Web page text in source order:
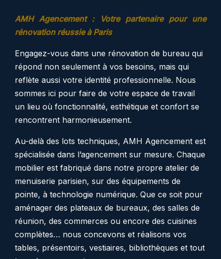
AMH Agencement : Votre partenaire pour une
rénovation réussie à Paris
Engagez-vous dans une rénovation de bureau qui
répond non seulement à vos besoins, mais qui
reflète aussi votre identité professionnelle. Nous
sommes ici pour faire de votre espace de travail
un lieu où fonctionnalité, esthétique et confort se
rencontrent harmonieusement.
Au-delà des lots techniques, AMH Agencement est
spécialisée dans l’agencement sur mesure. Chaque
mobilier est fabriqué dans notre propre atelier de
menuiserie parisien, sur des équipements de
pointe, à technologie numérique. Que ce soit pour
aménager des plateaux de bureaux, des salles de
réunion, des commerces ou encore des cuisines
complètes… nous concevons et réalisons vos
tables, présentoirs, vestiaires, bibliothèques et tout